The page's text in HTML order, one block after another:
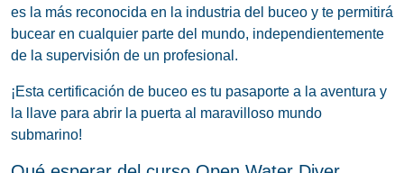
es la más reconocida en la industria del buceo y te permitirá
bucear en cualquier parte del mundo, independientemente
de la supervisión de un profesional.
¡Esta certificación de buceo es tu pasaporte a la aventura y
la llave para abrir la puerta al maravilloso mundo
submarino!